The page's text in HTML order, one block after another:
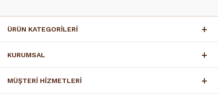
ÜRÜN KATEGORİLERİ
KURUMSAL
MÜŞTERİ HİZMETLERİ